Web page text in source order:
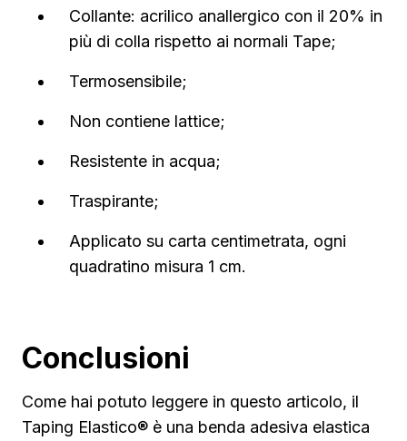
Collante: acrilico anallergico con il 20% in
più di colla rispetto ai normali Tape;
Termosensibile;
Non contiene lattice;
Resistente in acqua;
Traspirante;
Applicato su carta centimetrata, ogni
quadratino misura 1 cm.
Conclusioni
Come hai potuto leggere in questo articolo, il
Taping Elastico® è una benda adesiva elastica